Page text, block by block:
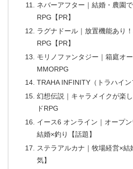
ネバーアフター｜結婚・農園
RPG【PR】
ラグナドール｜放置機能あり
RPG【PR】
モリノファンタジー｜箱庭オ
MMORPG
TRAHA INFINITY（トラハイン
幻想伝説｜キャラメイクが楽
ドRPG
イース6 オンライン｜オープ
結婚×釣り【話題】
ステラアルカナ｜牧場経営×結
気】